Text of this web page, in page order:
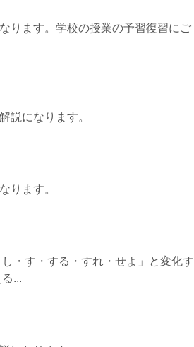
ります。学校の授業の予習復習にご
説になります。
ります。
・す・する・すれ・せよ」と変化す
...